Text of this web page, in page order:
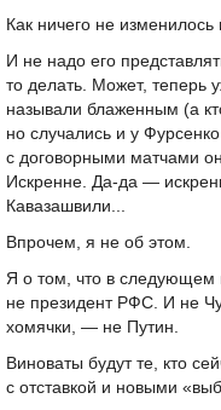
Как ничего не
И не надо его
то делать. Может, теперь
называли блаженным (а
но случались и у
с договорными матчами
Искренне. Да-да —
Кавазашвили...
Впрочем, я не об этом.
Я о том, что в следующем
не президент РФС. И не
хомячки, — не Путин.
Виноваты будут те, кто
с отставкой и новыми